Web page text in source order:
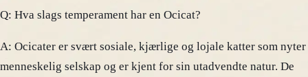
Q: Hva slags temperament har en Ocicat?
A: Ocicater er svært sosiale, kjærlige og lojale katter som nyter
menneskelig selskap og er kjent for sin utadvendte natur. De